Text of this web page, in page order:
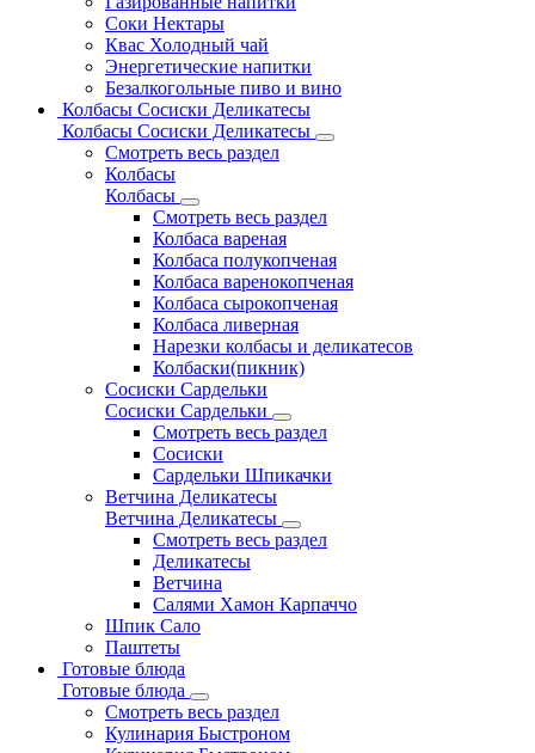
Соки Нектары
Квас Холодный чай
Энергетические напитки
Безалкогольные пиво и вино
Колбасы Сосиски Деликатесы
Колбасы Сосиски Деликатесы
Смотреть весь раздел
Колбасы
Колбасы
Смотреть весь раздел
Колбаса вареная
Колбаса полукопченая
Колбаса варенокопченая
Колбаса сырокопченая
Колбаса ливерная
Нарезки колбасы и деликатесов
Колбаски(пикник)
Сосиски Сардельки
Сосиски Сардельки
Смотреть весь раздел
Сосиски
Сардельки Шпикачки
Ветчина Деликатесы
Ветчина Деликатесы
Смотреть весь раздел
Деликатесы
Ветчина
Салями Хамон Карпаччо
Шпик Сало
Паштеты
Готовые блюда
Готовые блюда
Смотреть весь раздел
Кулинария Быстроном